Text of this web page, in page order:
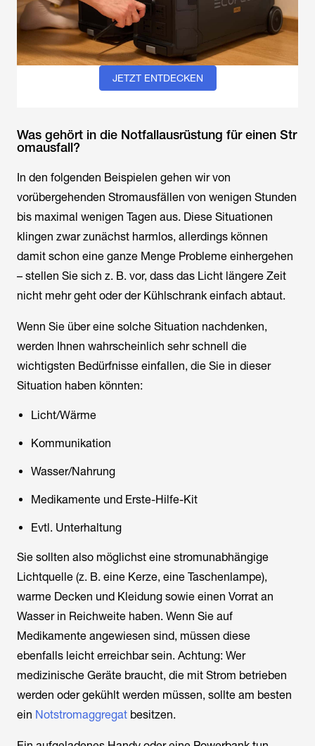
JETZT ENTDECKEN
Was gehört in die Notfallausrüstung für einen Str
omausfall?
In den folgenden Beispielen gehen wir von
vorübergehenden Stromausfällen von wenigen Stunden
bis maximal wenigen Tagen aus. Diese Situationen
klingen zwar zunächst harmlos, allerdings können
damit schon eine ganze Menge Probleme einhergehen
– stellen Sie sich z. B. vor, dass das Licht längere Zeit
nicht mehr geht oder der Kühlschrank einfach abtaut.
Wenn Sie über eine solche Situation nachdenken,
werden Ihnen wahrscheinlich sehr schnell die
wichtigsten Bedürfnisse einfallen, die Sie in dieser
Situation haben könnten:
Licht/Wärme
Kommunikation
Wasser/Nahrung
Medikamente und Erste-Hilfe-Kit
Evtl. Unterhaltung
Sie sollten also möglichst eine stromunabhängige
Lichtquelle (z. B. eine Kerze, eine Taschenlampe),
warme Decken und Kleidung sowie einen Vorrat an
Wasser in Reichweite haben. Wenn Sie auf
Medikamente angewiesen sind, müssen diese
ebenfalls leicht erreichbar sein. Achtung: Wer
medizinische Geräte braucht, die mit Strom betrieben
werden oder gekühlt werden müssen, sollte am besten
ein Notstromaggregat besitzen.